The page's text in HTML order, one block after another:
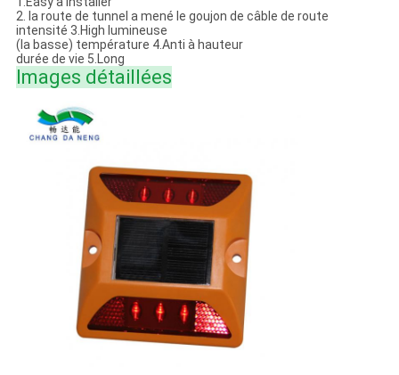
2. la route de tunnel a mené le goujon de câble de route
intensité 3.High lumineuse
(la basse) température 4.Anti à hauteur
durée de vie 5.Long
Images détaillées